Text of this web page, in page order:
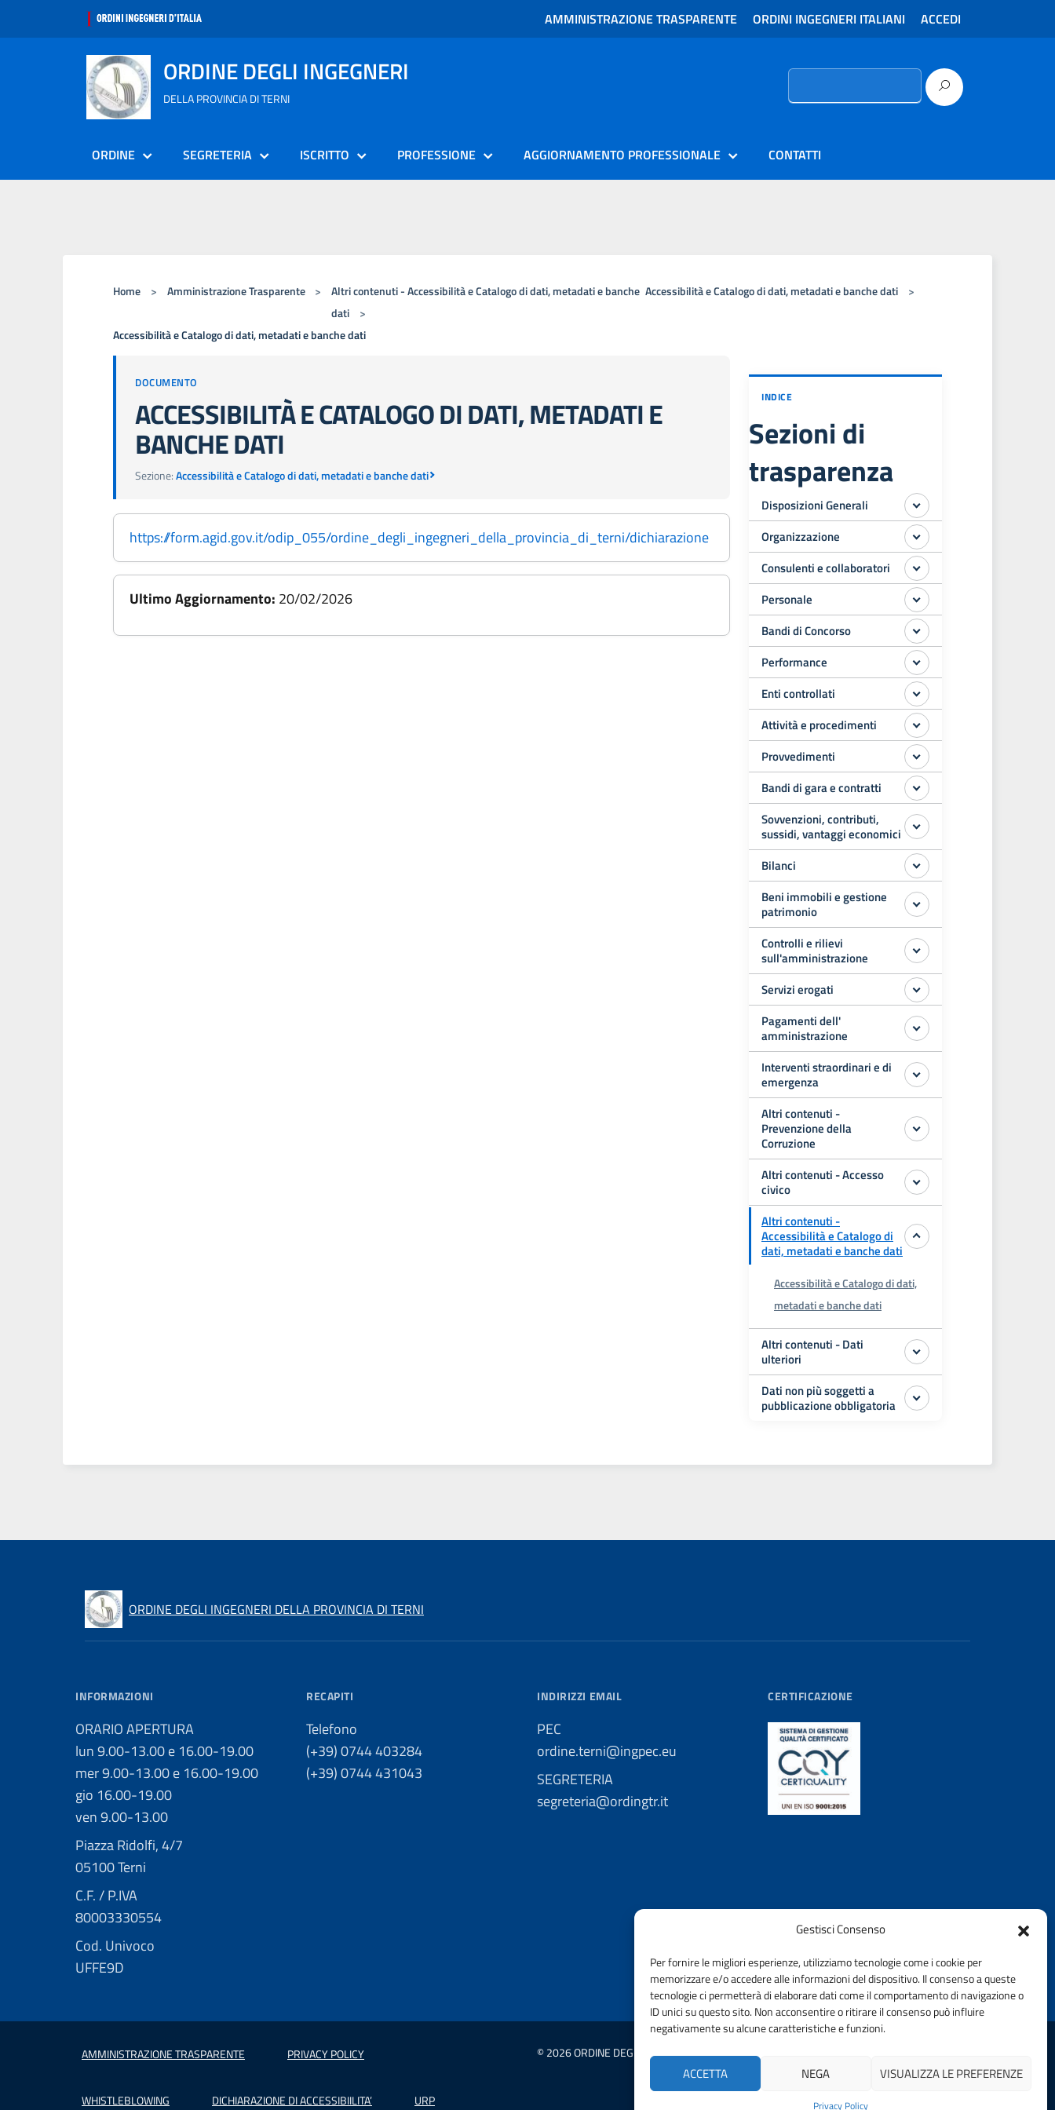
Gestisci Consenso
Per fornire le migliori esperienze, utilizziamo tecnologie come i cookie per
memorizzare e/o accedere alle informazioni del dispositivo. Il consenso a queste
tecnologie ci permetterà di elaborare dati come il comportamento di navigazione o
ID unici su questo sito. Non acconsentire o ritirare il consenso può influire
negativamente su alcune caratteristiche e funzioni.
ACCETTA NEGA VISUALIZZA LE PREFERENZE
Privacy Policy
AMMINISTRAZIONE TRASPARENTE ORDINI INGEGNERI ITALIANI ACCEDI
ORDINE DEGLI INGEGNERI
DELLA PROVINCIA DI TERNI
Ricerca
ORDINE SEGRETERIA ISCRITTO PROFESSIONE AGGIORNAMENTO PROFESSIONALE CONTATTI
Home > Amministrazione Trasparente >
Altri contenuti - Accessibilità e Catalogo di dati, metadati e banche
dati
>
Accessibilità e Catalogo di dati, metadati e banche dati >
Accessibilità e Catalogo di dati, metadati e banche dati
DOCUMENTO
ACCESSIBILITÀ E CATALOGO DI DATI, METADATI E
BANCHE DATI
Sezione:Accessibilità e Catalogo di dati, metadati e banche dati
https://form.agid.gov.it/odip_055/ordine_degli_ingegneri_della_provincia_di_terni/dichiarazione
Ultimo Aggiornamento: 20/02/2026
INDICE
Sezioni di
trasparenza
Disposizioni Generali
Organizzazione
Consulenti e collaboratori
Personale
Bandi di Concorso
Performance
Enti controllati
Attività e procedimenti
Provvedimenti
Bandi di gara e contratti
Sovvenzioni, contributi,
sussidi, vantaggi economici
Bilanci
Beni immobili e gestione
patrimonio
Controlli e rilievi
sull'amministrazione
Servizi erogati
Pagamenti dell'
amministrazione
Interventi straordinari e di
emergenza
Altri contenuti -
Prevenzione della
Corruzione
Altri contenuti - Accesso
civico
Altri contenuti -
Accessibilità e Catalogo di
dati, metadati e banche dati
Accessibilità e Catalogo di dati,
metadati e banche dati
Altri contenuti - Dati
ulteriori
Dati non più soggetti a
pubblicazione obbligatoria
ORDINE DEGLI INGEGNERI DELLA PROVINCIA DI TERNI
INFORMAZIONI
ORARIO APERTURA
lun 9.00-13.00 e 16.00-19.00
mer 9.00-13.00 e 16.00-19.00
gio 16.00-19.00
ven 9.00-13.00
Piazza Ridolfi, 4/7
05100 Terni
C.F. / P.IVA
80003330554
Cod. Univoco
UFFE9D
RECAPITI
Telefono
(+39) 0744 403284
(+39) 0744 431043
INDIRIZZI EMAIL
PEC
ordine.terni@ingpec.eu
SEGRETERIA
segreteria@ordingtr.it
CERTIFICAZIONE
AMMINISTRAZIONE TRASPARENTE PRIVACY POLICY
WHISTLEBLOWING DICHIARAZIONE DI ACCESSIBIILITA’ URP
© 2026 ORDINE DEGLI INGEGNERI DELLA PROVINCIA DI TERNI | FONDAZIONE CNI